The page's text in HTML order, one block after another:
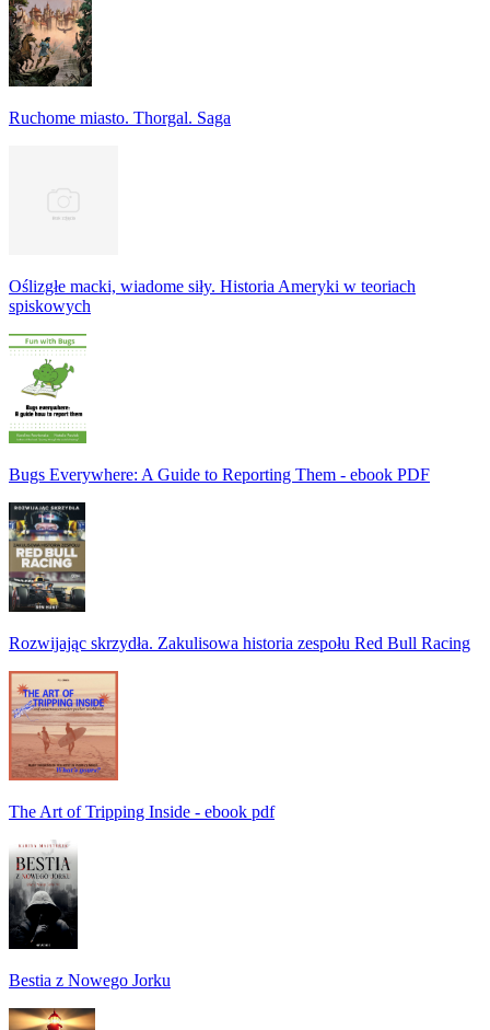
Ruchome miasto. Thorgal. Saga
Oślizgłe macki, wiadome siły. Historia Ameryki w teoriach
spiskowych
Bugs Everywhere: A Guide to Reporting Them - ebook PDF
Rozwijając skrzydła. Zakulisowa historia zespołu Red Bull Racing
The Art of Tripping Inside - ebook pdf
Bestia z Nowego Jorku